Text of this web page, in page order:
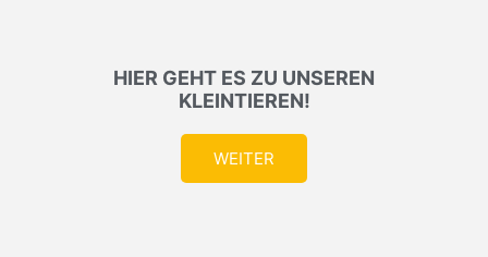
HIER GEHT ES ZU UNSEREN
KLEINTIEREN!
WEITER